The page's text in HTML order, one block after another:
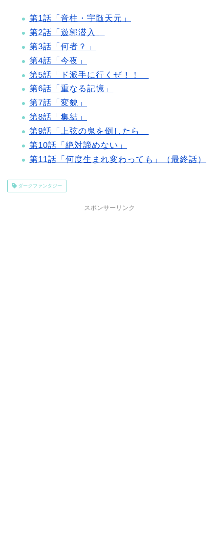
第1話「音柱・宇髄天元」
第2話「遊郭潜入」
第3話「何者？」
第4話「今夜」
第5話「ド派手に行くぜ！！」
第6話「重なる記憶」
第7話「変貌」
第8話「集結」
第9話「上弦の鬼を倒したら」
第10話「絶対諦めない」
第11話「何度生まれ変わっても」（最終話）
ダークファンタジー
スポンサーリンク